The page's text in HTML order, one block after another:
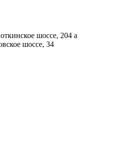
шоссе, 204 а
шоссе, 34